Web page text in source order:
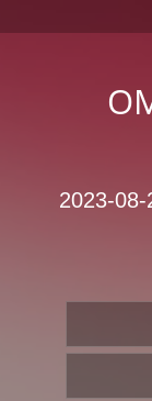
2023-